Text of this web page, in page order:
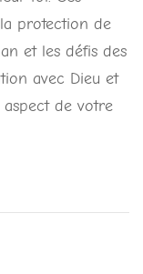
protection de
et les défis des
avec Dieu et
aspect de votre